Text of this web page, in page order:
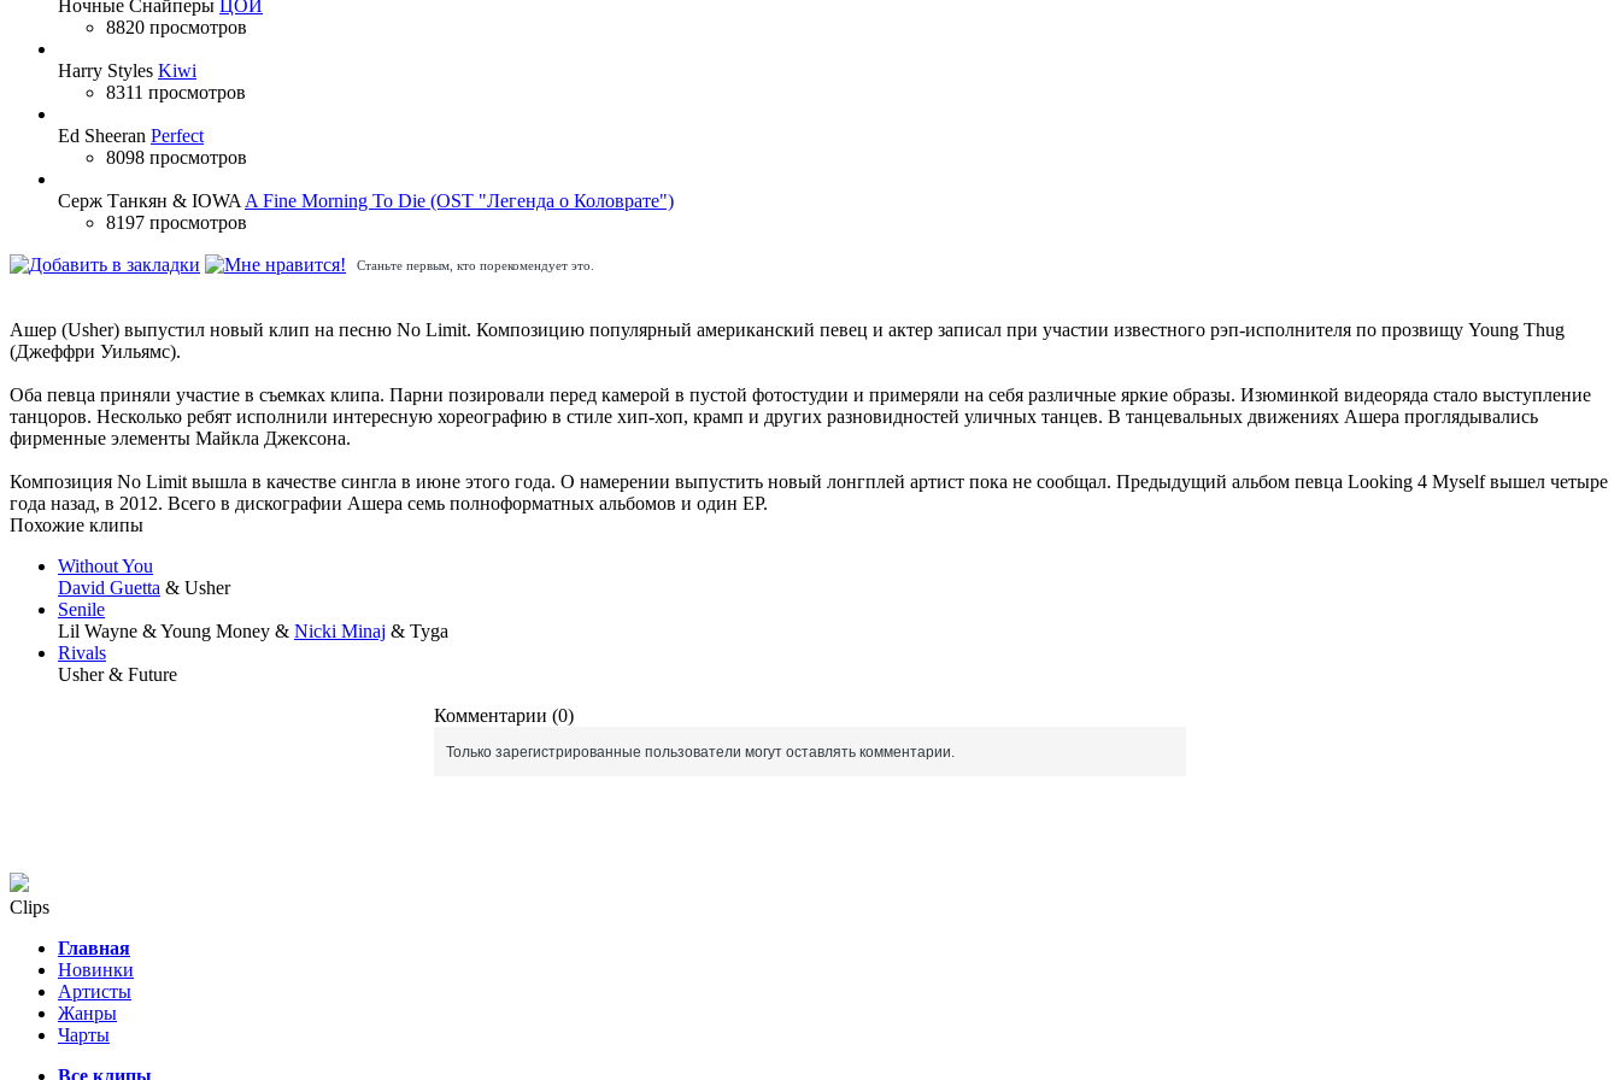
Ночные Снайперы ЦОЙ
8820 просмотров
Harry Styles Kiwi
8311 просмотров
Ed Sheeran Perfect
8098 просмотров
Серж Танкян & IOWA A Fine Morning To Die (OST "Легенда о Коловрате")
8197 просмотров
Станьте первым, кто порекомендует это.
Ашер (Usher) выпустил новый клип на песню No Limit. Композицию популярный американский певец и актер записал при участии известного рэп-исполнителя по прозвищу Young Thug
(Джеффри Уильямс).
Оба певца приняли участие в съемках клипа. Парни позировали перед камерой в пустой фотостудии и примеряли на себя различные яркие образы. Изюминкой видеоряда стало выступление
танцоров. Несколько ребят исполнили интересную хореографию в стиле хип-хоп, крамп и других разновидностей уличных танцев. В танцевальных движениях Ашера проглядывались
фирменные элементы Майкла Джексона.
Композиция No Limit вышла в качестве сингла в июне этого года. О намерении выпустить новый лонгплей артист пока не сообщал. Предыдущий альбом певца Looking 4 Myself вышел четыре
года назад, в 2012. Всего в дискографии Ашера семь полноформатных альбомов и один EP.
Похожие клипы
Without You
David Guetta & Usher
Senile
Lil Wayne & Young Money & Nicki Minaj & Tyga
Rivals
Usher & Future
Комментарии (0)
Только зарегистрированные пользователи могут оставлять комментарии.
Clips
Главная
Новинки
Артисты
Жанры
Чарты